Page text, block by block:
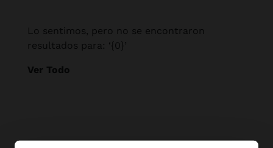
Lo sentimos, pero no se encontraron
resultados para: ‘{0}’
Ver Todo